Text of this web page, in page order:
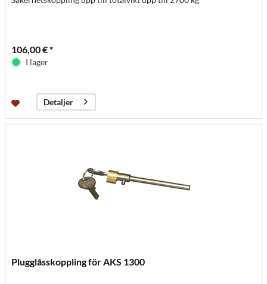
106,00 € *
I lager
Detaljer
Plugglåsskoppling för AKS 1300